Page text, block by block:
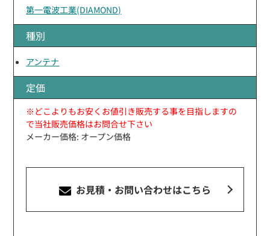
第一電波工業(DIAMOND)
種別
アンテナ
定価
※どこよりもお安くお値引き販売する事を目指しますの
で当社販売価格はお問合せ下さい
メーカー価格: オープン価格
お見積・お問い合わせはこちら